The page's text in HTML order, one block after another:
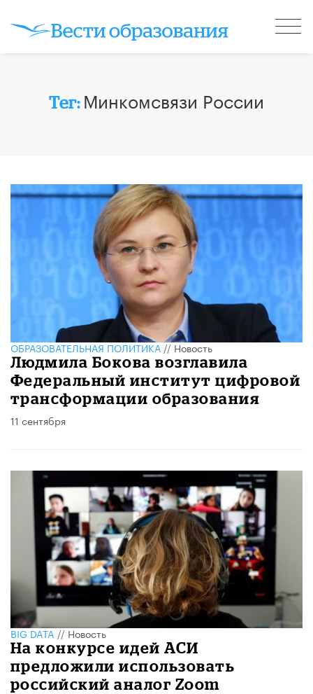
Тег: Минкомсвязи России
ОБРАЗОВАТЕЛЬНАЯ ПОЛИТИКА//Новость
Людмила Бокова возглавила
Федеральный институт цифровой
трансформации образования
11 сентября
BIG DATA//Новость
На конкурсе идей АСИ
предложили использовать
российский аналог Zoom